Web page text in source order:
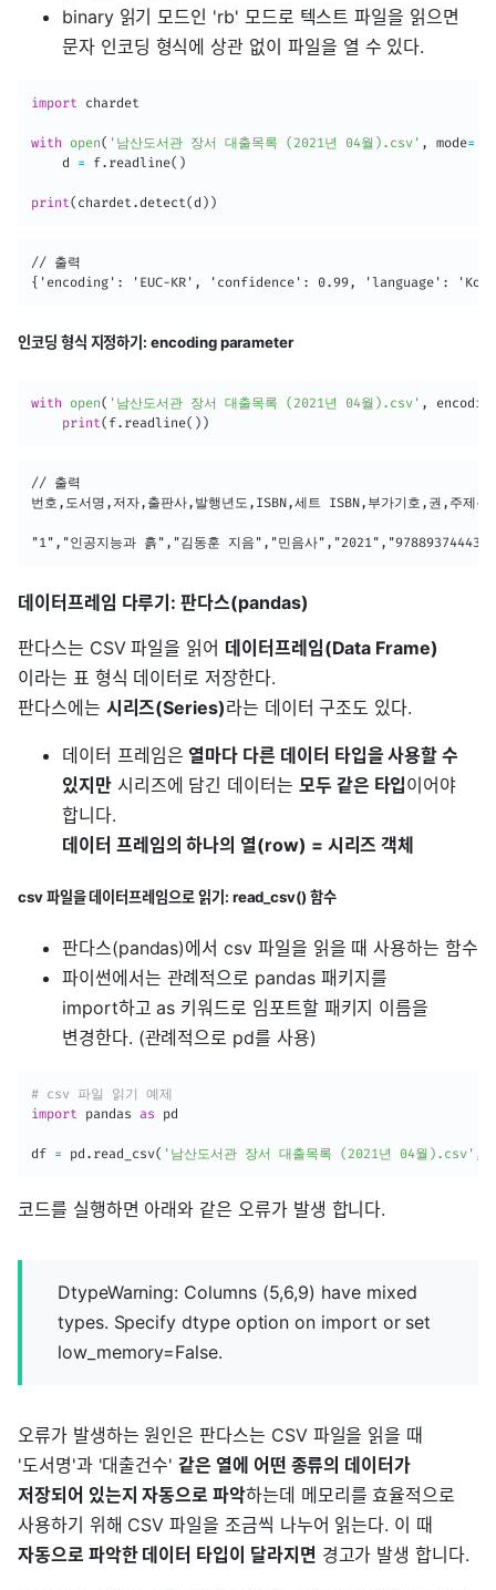
binary 읽기 모드인 'rb' 모드로 텍스트 파일을 읽으면
문자 인코딩 형식에 상관 없이 파일을 열 수 있다.
import chardet
with open( '남산도서관 장서 대출목록 (2021년 04월).csv' , mode=
	d
= f. readline( )
print( chardet .detect(d ) )
// 출력
{'encoding': 'EUC-KR', 'confidence': 0.99, 'language':
인코딩 형식 지정하기: encoding parameter
with open( '남산도서관 장서 대출목록 (2021년 04월).csv' ,
print( f. readline( ) )
// 출력
번호,도서명,저자,출판사,발행년도,ISBN,세트 ISBN,부가기호,권,주제분
"1","인공지능과 흙","김동훈 지음","민음사
데이터프레임 다루기: 판다스(pandas)
판다스는 CSV 파일을 읽어 데이터프레임(Data Frame)
이라는 표 형식 데이터로 저장한다.
판다스에는 시리즈(Series)라는 데이터 구조도 있다.
데이터 프레임은열마다 다른 데이터 타입을 사용할 수
있지만시리즈에 담긴 데이터는 모두 같은 타입이어야
합니다.
데이터 프레임의 하나의 열(row) = 시리즈 객체
csv 파일을 데이터프레임으로 읽기: read_csv() 함수
판다스(pandas)에서 csv 파일을 읽을 때 사용하는 함수
파이썬에서는 관례적으로 pandas 패키지를
import하고 as 키워드로 임포트할 패키지 이름을
변경한다. (관례적으로 pd를 사용)
# csv 파일 읽기 예제
import pandas as pd
df = pd . read_csv( '남산도서관 장서 대출목록 (2021년 04월).csv' ,
코드를 실행하면 아래와 같은 오류가 발생 합니다.
DtypeWarning: Columns (5,6,9) have mixed
types. Specify dtype option on import or set
low_memory=False.
오류가 발생하는 원인은 판다스는 CSV 파일을 읽을 때
'도서명'과 '대출건수'같은 열에 어떤 종류의 데이터가
저장되어 있는지 자동으로 파악하는데 메모리를 효율적으로
사용하기 위해 CSV 파일을 조금씩 나누어 읽는다. 이 때
자동으로 파악한 데이터 타입이 달라지면 경고가 발생 합니다.